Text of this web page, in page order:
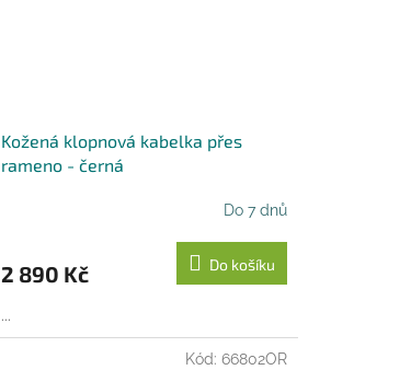
Kožená klopnová kabelka přes
rameno - černá
Do 7 dnů
2 890 Kč Do košíku
...
Kód: 66802OR